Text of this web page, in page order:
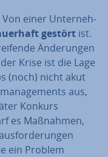
Von einer Un­ter­neh­
gestört ist.
Än­de­run­gen
Krise ist die Lage
(noch) nicht akut
aus,
Konkurs
es Maßnahmen,
ein Problem